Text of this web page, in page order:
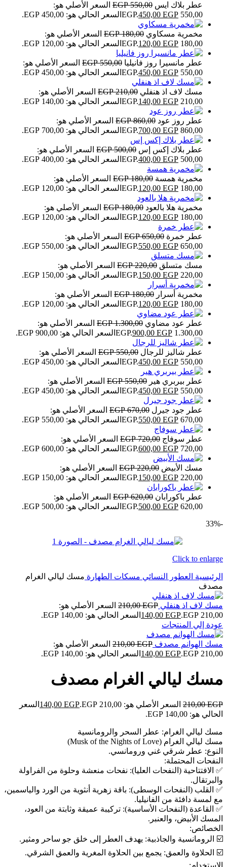
عطر بلاك ايس 550,00
EGP السعر الأصلي هو:
550,00 EGP.
450,00 EGP السعر الحالي هو: 450,00 EGP.
مخمرية مسكاوي 180,00
EGP السعر الأصلي هو:
180,00 EGP.
120,00 EGP السعر الحالي هو: 120,00 EGP.
عطر مانسيرا روز فانيليا 550,00
EGP السعر الأصلي هو:
550,00 EGP.
450,00 EGP السعر الحالي هو: 450,00 EGP.
مسك لاف اذ هنفلي 210,00
EGP السعر الأصلي هو:
210,00 EGP.
140,00 EGP السعر الحالي هو: 140,00 EGP.
عطر روز عود 860,00
EGP السعر الأصلي هو:
860,00 EGP.
700,00 EGP السعر الحالي هو: 700,00 EGP.
عطر بلاك إكس إس 500,00
EGP السعر الأصلي هو:
500,00 EGP.
400,00 EGP السعر الحالي هو: 400,00 EGP.
مخمرية همسة 180,00
EGP السعر الأصلي هو:
180,00 EGP.
120,00 EGP السعر الحالي هو: 120,00 EGP.
مخمرية هلا بالعود 180,00
EGP السعر الأصلي هو:
180,00 EGP.
120,00 EGP السعر الحالي هو: 120,00 EGP.
عطر خمرة 650,00
EGP السعر الأصلي هو:
650,00 EGP.
550,00 EGP السعر الحالي هو: 550,00 EGP.
مسك متسلق 220,00
EGP السعر الأصلي هو:
220,00 EGP.
150,00 EGP السعر الحالي هو: 150,00 EGP.
مخمرية أسرار 180,00
EGP السعر الأصلي هو:
180,00 EGP.
120,00 EGP السعر الحالي هو: 120,00 EGP.
عطر عود مضاوي 1.300,00
EGP السعر الأصلي هو:
1.300,00 EGP.
900,00 EGP السعر الحالي هو: 900,00 EGP.
عطر شاليز للرجال 550,00
EGP السعر الأصلي هو:
550,00 EGP.
450,00 EGP السعر الحالي هو: 450,00 EGP.
عطر بيربري هير 550,00
EGP السعر الأصلي هو:
550,00 EGP.
450,00 EGP السعر الحالي هو: 450,00 EGP.
عطر جود جيرل 670,00
EGP السعر الأصلي هو:
670,00 EGP.
550,00 EGP السعر الحالي هو: 550,00 EGP.
عطر سوفاج 720,00
EGP السعر الأصلي هو:
720,00 EGP.
600,00 EGP السعر الحالي هو: 600,00 EGP.
مسك الأبيض 220,00
EGP السعر الأصلي هو:
220,00 EGP.
150,00 EGP السعر الحالي هو: 150,00 EGP.
عطر باكورابان 620,00
EGP السعر الأصلي هو:
620,00 EGP.
500,00 EGP
السعر الحالي هو: 500,00 EGP.
-33%
Click to enlarge
الرئيسية العطور النسائي مسكات الطهارة مسك ليالي الغرام
مصدف
مسك لاف اذ هنفلي 210,00EGP
السعر الأصلي هو:
210,00 EGP.
140,00 EGP
السعر الحالي هو: 140,00 EGP.
عودة إلي المنتجات
مسك الهوانم مصدف 210,00EGP
السعر الأصلي هو:
210,00 EGP.
140,00 EGP السعر الحالي هو: 140,00 EGP.
مسك ليالي الغرام مصدف
210,00EGP السعر الأصلي هو: 210,00 EGP. 140,00 EGP
السعر
الحالي هو: 140,00 EGP.
مسك ليالي الغرام: عطر السحر والرومانسية
مسك ليالي الغرام (Musk of the Nights of Love)
النوع: عطر شرقي غني ورومانسي.
النفحات المحتملة:
✅️ الافتتاحية (النفحات العليا): نفحات منعشة وحلوة من الفراولة
والبرتقال.
✅️ القلب (النفحات الوسطى): باقة زهرية أنثوية من الورد والياسمين،
مع لمسة دافئة من الفانيليا.
✅️ القاعدة (النفحات الأساسية): تركيبة عميقة وثابتة من العود،
المسك الأبيض، والعنبر.
الخصائص:
☑️ الرومانسية والجاذبية: يهدف العطر إلى خلق جو ساحر ومثير.
☑️ الحلاوة والعمق: يجمع بين الحلاوة المغرية والعمق الشرقي.